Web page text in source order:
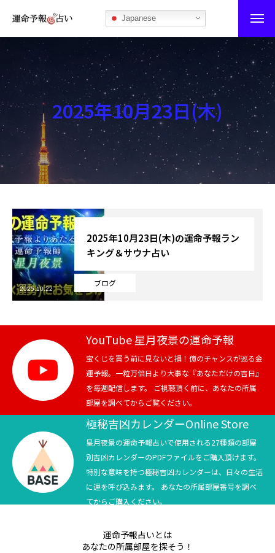
Japanese
運命予報占い
運命予報占いとは
あなたの所属部屋を探そう！
最恐の相性占い
秘伝公開！吉凶カレンダー
記事カテゴリー
ブログ
お知らせ
芸能界
テニス
スポーツ
競馬
テニス四大大会・五輪
テニス四大大会・五輪
2025年10月23日(木)
ブログ
2025年10月23日(木)の運命予報ラン
キング＆サウナ占い
2025.10.22
YouTube 星月夜景の運命予報
宝くじを買う前に見ないと損！億のチャンスが巡る金
運予報。一粒万倍日より大事な『あなただけの吉日』
を毎週配信します。 ご視聴頂く前に、あなたの所属
部屋を調べてからご覧ください。
極秘吉凶カレンダーOnline Store
星月夜景の運命予報占いで使用される27種類の部屋
別吉凶カレンダーのPDFファイルをご購入頂けます。
特別な意味を持つ極秘吉凶カレンダーは、日々の生活
に運を呼び込みます。 あなたの所属部屋番号を調べ
てからご購入ください。
運命予報占いとは
あなたの所属部屋を探そう！